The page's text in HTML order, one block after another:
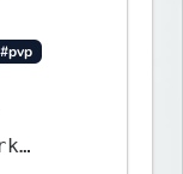
#pvp